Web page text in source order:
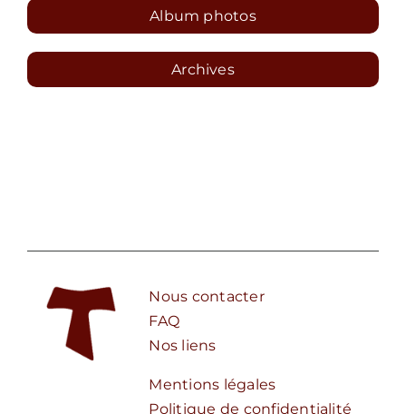
Album photos
Archives
Nous contacter
FAQ
Nos liens
Mentions légales
Politique de confidentialité